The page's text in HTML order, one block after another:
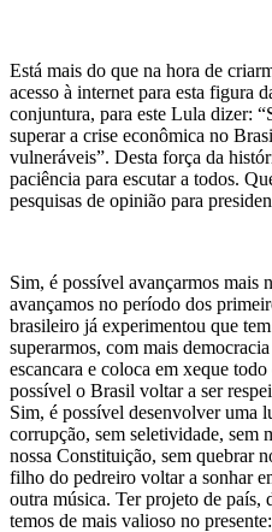
Está mais do que na hora de
acesso à internet para esta figura
conjuntura, para este Lula dizer:
superar a crise econômica no
vulneráveis”. Desta força da
paciência para escutar a todos.
pesquisas de opinião para
Sim, é possível avançarmos mais
avançamos no período dos
brasileiro já experimentou que
superarmos, com mais
escancara e coloca em xeque
possível o Brasil voltar a ser
Sim, é possível desenvolver uma
corrupção, sem seletividade, sem
nossa Constituição, sem quebrar
filho do pedreiro voltar a sonhar
outra música. Ter projeto de país,
temos de mais valioso no